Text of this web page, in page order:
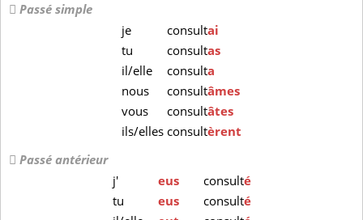
Passé simple
je
consultai
tu
consultas
il/elle
consulta
nous
consultâmes
vous
consultâtes
ils/elles consultèrent
Passé antérieur
j'
eus consulté
tu
eus consulté